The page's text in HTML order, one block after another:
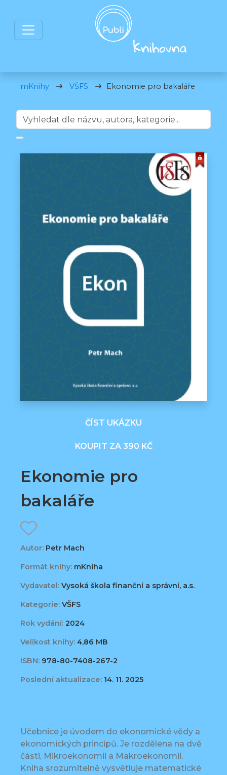
mKnihy VŠFS Ekonomie pro bakaláře
ČÍST UKÁZKU
KOUPIT ZA 390 KČ
Ekonomie pro
bakaláře
Autor: Petr Mach
Formát knihy: mKniha
Vydavatel: Vysoká škola finanční a správní, a.s.
Kategorie: VŠFS
Rok vydání: 2024
Velikost knihy: 4,86 MB
ISBN: 978-80-7408-267-2
Poslední aktualizace: 14. 11. 2025
Učebnice je úvodem do ekonomické vědy a
ekonomických principů. Je rozdělena na dvě
části, Mikroekonomii a Makroekonomii.
Kniha srozumitelně vysvětluje matematické